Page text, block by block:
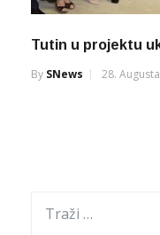
Tutin u projektu
By SNews 28.